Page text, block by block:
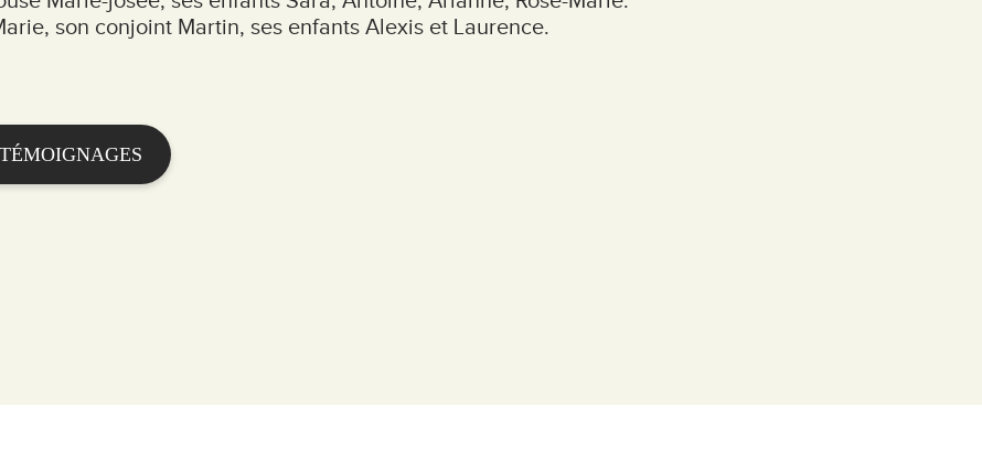
son conjoint Martin, ses enfants Alexis et Laurence.